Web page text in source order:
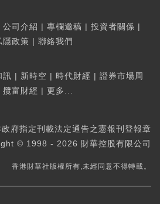
公司介紹 | 專欄邀稿 | 投資者關係 |
隱政策 | 聯絡我們
訊 | 新時空 | 時代財經 | 證券市場周
攬富財經 | 更多...
府指定刊載法定通告之憲報刊登報章
© 1998 - 2026 財華控股有限公司
香港財華社版權所有,未經同意不得轉載。